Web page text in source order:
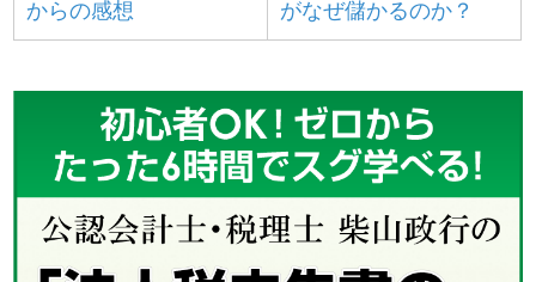
からの感想 がなぜ儲かるのか？